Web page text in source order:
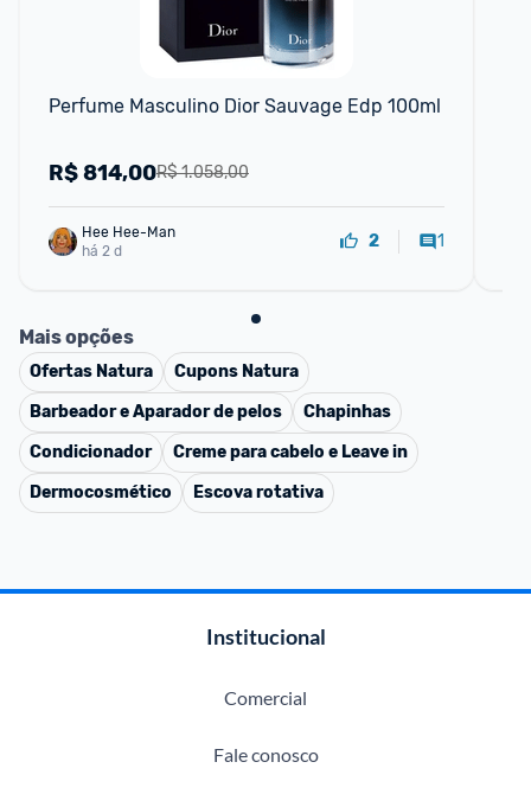
Perfume Masculino Dior Sauvage Edp 100ml
R$ 1.058,00
R$814,00
Hee Hee-Man
há 2 d
2 1
Mais opções
Ofertas Natura Cupons Natura
Barbeador e Aparador de pelos
Chapinhas
Condicionador
Creme para cabelo e Leave in
Dermocosmético
Escova rotativa
Institucional
Comercial
Fale conosco